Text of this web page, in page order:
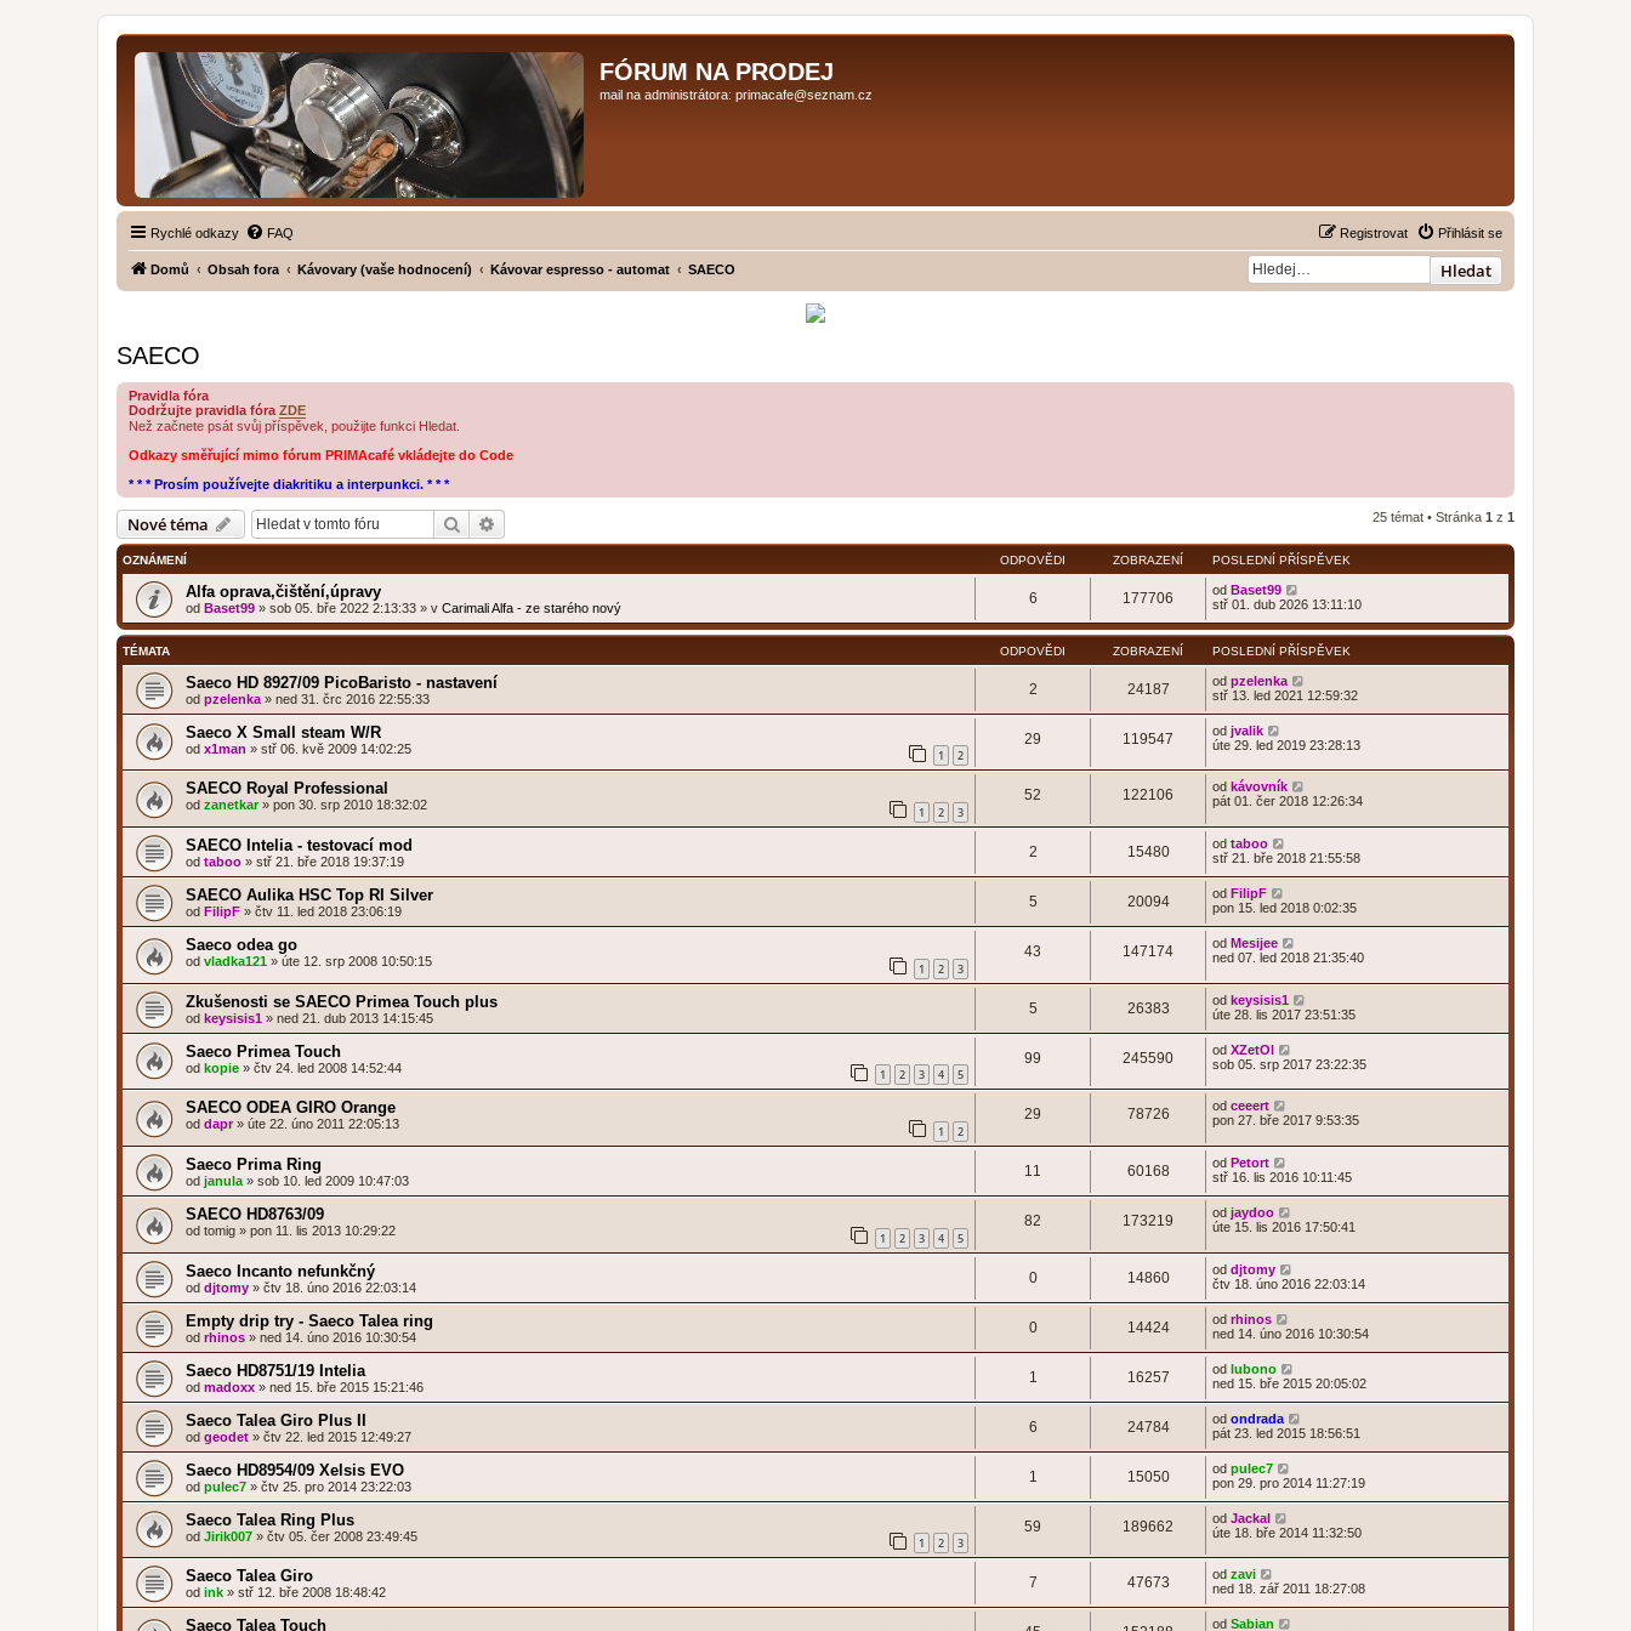
FÓRUM NA PRODEJ
mail na administrátora: primacafe@seznam.cz
Rychlé odkazy FAQ Přihlásit se
Registrovat
Domů Obsah fora Kávovary (vaše hodnocení) Kávovar espresso - automat SAECO Hledat
SAECO
Pravidla fóra
Dodržujte pravidla fóra ZDE
Než začnete psát svůj příspěvek, použijte funkci Hledat.
Odkazy směřující mimo fórum PRIMAcafé vkládejte do Code
* * * Prosím používejte diakritiku a interpunkci. * * *
Nové téma Hledat 25 témat • Stránka 1 z 1
OZNÁMENÍ ODPOVĚDI ZOBRAZENÍ POSLEDNÍ PŘÍSPĚVEK
Alfa oprava,čištění,úpravy
od Baset99 » sob 05. bře 2022 2:13:33 » v Carimali Alfa - ze starého nový
6 177706 od Baset99
stř 01. dub 2026 13:11:10
TÉMATA ODPOVĚDI ZOBRAZENÍ POSLEDNÍ PŘÍSPĚVEK
Saeco HD 8927/09 PicoBaristo - nastavení
od pzelenka » ned 31. črc 2016 22:55:33
2 24187 od pzelenka
stř 13. led 2021 12:59:32
Saeco X Small steam W/R
od x1man » stř 06. kvě 2009 14:02:25 1 2
29 119547 od jvalik
úte 29. led 2019 23:28:13
SAECO Royal Professional
od zanetkar» pon 30. srp 2010 18:32:02 1 2 3
52 122106 od kávovník
pát 01. čer 2018 12:26:34
SAECO Intelia - testovací mod
od taboo » stř 21. bře 2018 19:37:19
2 15480 od taboo
stř 21. bře 2018 21:55:58
SAECO Aulika HSC Top RI Silver
od FilipF » čtv 11. led 2018 23:06:19
5 20094 od FilipF
pon 15. led 2018 0:02:35
Saeco odea go
od vladka121 » úte 12. srp 2008 10:50:15 1 2 3
43 147174 od Mesijee
ned 07. led 2018 21:35:40
Zkušenosti se SAECO Primea Touch plus
od keysisis1 » ned 21. dub 2013 14:15:45
5 26383 od keysisis1
úte 28. lis 2017 23:51:35
Saeco Primea Touch
od kopie » čtv 24. led 2008 14:52:44 1 2 3 4 5
99 245590 od XZetOl
sob 05. srp 2017 23:22:35
SAECO ODEA GIRO Orange
od dapr » úte 22. úno 2011 22:05:13 1 2
29 78726 od ceeert
pon 27. bře 2017 9:53:35
Saeco Prima Ring
od janula » sob 10. led 2009 10:47:03
11 60168 od Petort
stř 16. lis 2016 10:11:45
SAECO HD8763/09
od tomig » pon 11. lis 2013 10:29:22 1 2 3 4 5
82 173219 od jaydoo
úte 15. lis 2016 17:50:41
Saeco Incanto nefunkčný
od djtomy » čtv 18. úno 2016 22:03:14
0 14860 od djtomy
čtv 18. úno 2016 22:03:14
Empty drip try - Saeco Talea ring
od rhinos » ned 14. úno 2016 10:30:54
0 14424 od rhinos
ned 14. úno 2016 10:30:54
Saeco HD8751/19 Intelia
od madoxx » ned 15. bře 2015 15:21:46
1 16257 od lubono
ned 15. bře 2015 20:05:02
Saeco Talea Giro Plus II
od geodet » čtv 22. led 2015 12:49:27
6 24784 od ondrada
pát 23. led 2015 18:56:51
Saeco HD8954/09 Xelsis EVO
od pulec7 » čtv 25. pro 2014 23:22:03
1 15050 od pulec7
pon 29. pro 2014 11:27:19
Saeco Talea Ring Plus
od Jirik007 » čtv 05. čer 2008 23:49:45 1 2 3
59 189662 od Jackal
úte 18. bře 2014 11:32:50
Saeco Talea Giro
od ink » stř 12. bře 2008 18:48:42
7 47673 od zavi
ned 18. zář 2011 18:27:08
Saeco Talea Touch od Sabian